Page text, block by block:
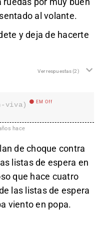
al volante.
y deja de hacerte
Ver respuestas(2)
viva) EM Off
hace
de choque contra
listas de espera en
que hace cuatro
las listas de espera
viento en popa.